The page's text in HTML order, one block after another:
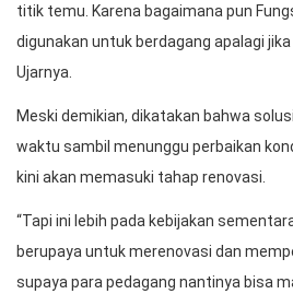
titik temu. Karena bagaimana pun
digunakan untuk berdagang apalagi
Ujarnya.
Meski demikian, dikatakan bahwa
waktu sambil menunggu perbaikan
kini akan memasuki tahap renovasi.
“Tapi ini lebih pada kebijakan
berupaya untuk merenovasi dan
supaya para pedagang nantinya bisa